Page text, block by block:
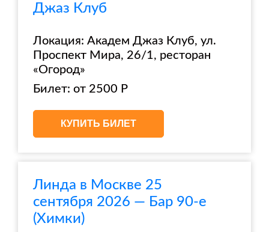
Джаз Клуб
Локация: Академ Джаз Клуб, ул.
Проспект Мира, 26/1, ресторан
«Огород»
Билет: от 2500 Р
КУПИТЬ БИЛЕТ
Линда в Москве 25
сентября 2026 — Бар 90-е
(Химки)